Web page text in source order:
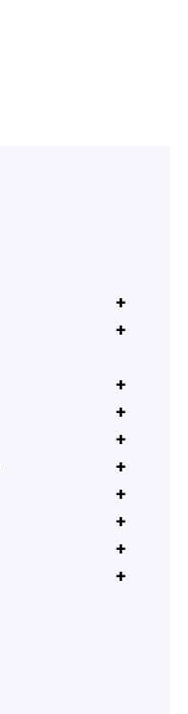
+
+
+
+
+
+
+
+
+
+